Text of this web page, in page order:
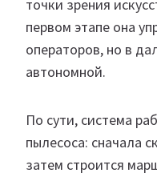
точки зрения
первом этапе она
операторов, но в
автономной.
По сути, система
пылесоса: сначала
затем строится